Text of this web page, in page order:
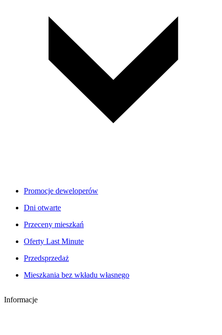
Promocje deweloperów
Dni otwarte
Przeceny mieszkań
Oferty Last Minute
Przedsprzedaż
Mieszkania bez wkładu własnego
Informacje